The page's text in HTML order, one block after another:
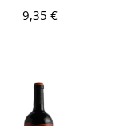
9,35 €